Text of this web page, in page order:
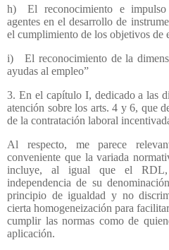
h) El reconocimiento e
agentes en el desarrollo de
el cumplimiento de los objetivos de
i) El reconocimiento de la
ayudas al empleo”
3. En el capítulo I, dedicado a las
atención sobre los arts. 4 y 6, que
de la contratación laboral
Al respecto, me parece
conveniente que la variada
incluye, al igual que el RDL,
independencia de su
principio de igualdad y no
cierta homogeneización para
cumplir las normas como de
aplicación.